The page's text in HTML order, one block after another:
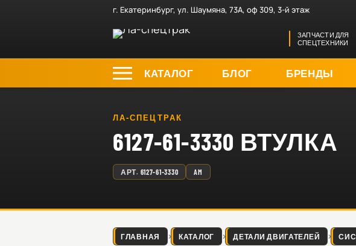
г. Екатеринбург, ул. Шаумяна, 73А, оф 309, 3-й этаж
ЗАПЧАСТИ ДЛЯ
СПЕЦТЕХНИКИ
КАТАЛОГ БЛОГ БРЕНДЫ
ЛА-СПЕЦТРАК
6127-61-3330 ВТУЛКА
АРТ. 6127-61-3330 AM
ГЛАВНАЯ КАТАЛОГ ДЕТАЛИ ДВИГАТЕЛЕЙ